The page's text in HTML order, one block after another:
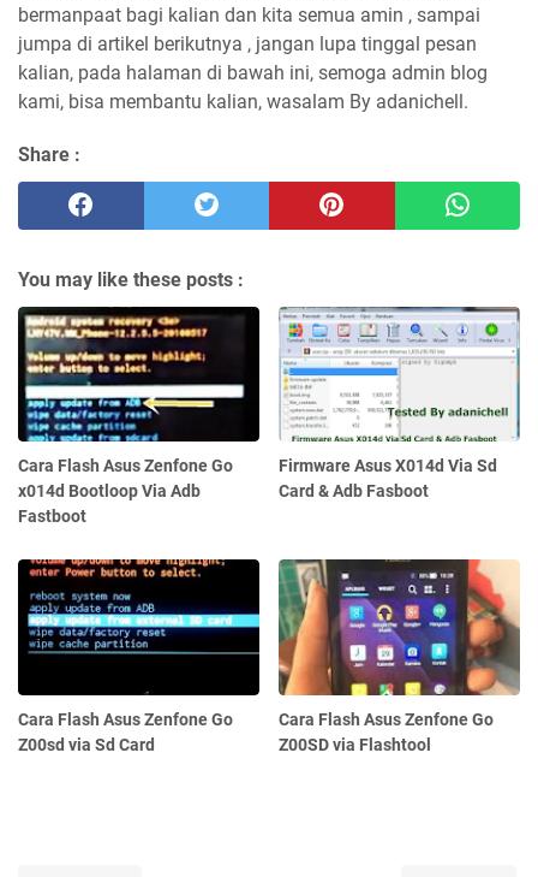
bermanpaat bagi kalian dan kita semua amin , sampai
jumpa di artikel berikutnya , jangan lupa tinggal pesan
kalian, pada halaman di bawah ini, semoga admin blog
kami, bisa membantu kalian, wasalam By adanichell.
Share :
You may like these posts :
Cara Flash Asus Zenfone Go
x014d Bootloop Via Adb
Fastboot
Firmware Asus X014d Via Sd
Card & Adb Fasboot
Cara Flash Asus Zenfone Go
Z00sd via Sd Card
Cara Flash Asus Zenfone Go
Z00SD via Flashtool